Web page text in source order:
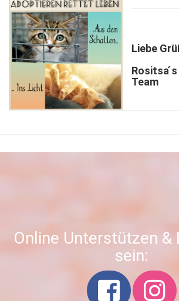
Liebe
Rositsa
Team
Online Unterstützen &
sein: